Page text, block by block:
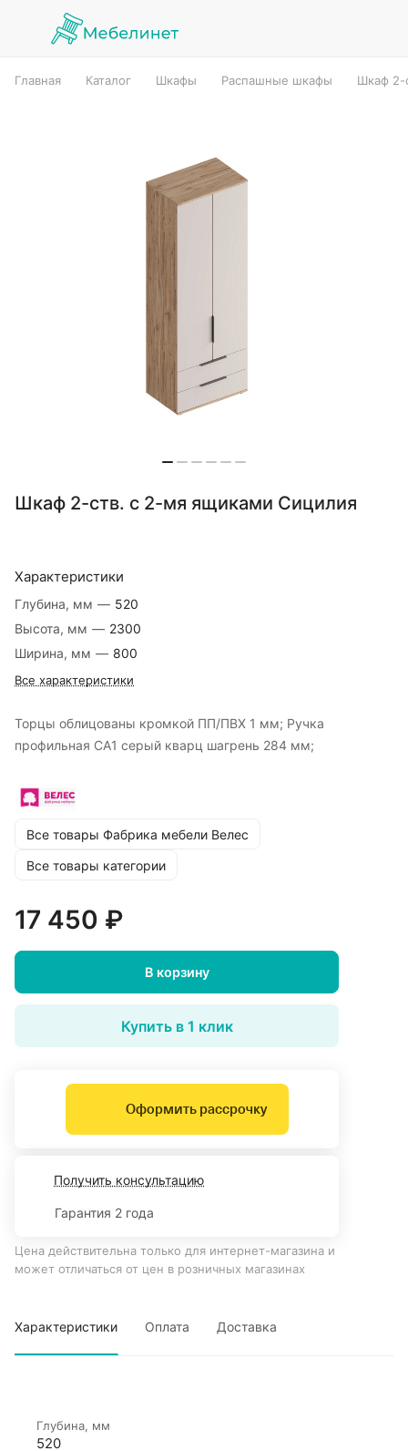
Главная Каталог Шкафы Распашные шкафы Шкаф 2-
Шкаф 2-ств. с 2-мя ящиками Сицилия
Характеристики
Глубина, мм — 520
Высота, мм — 2300
Ширина, мм — 800
Все характеристики
Торцы облицованы кромкой ПП/ПВХ 1 мм; Ручка
профильная СА1 серый кварц шагрень 284 мм;
Все товары Фабрика мебели Велес
Все товары категории
17 450 ₽
В корзину
Купить в 1 клик
Оформить рассрочку
Получить консультацию
Гарантия 2 года
Цена действительна только для интернет-магазина и
может отличаться от цен в розничных магазинах
Характеристики Оплата Доставка
Глубина, мм
520